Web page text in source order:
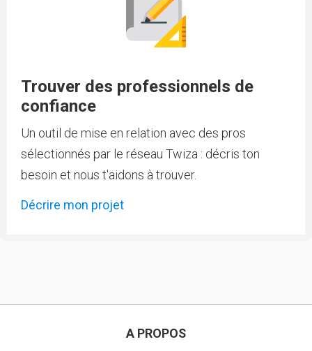
Trouver des professionnels de
confiance
Un outil de mise en relation avec des pros
sélectionnés par le réseau Twiza : décris ton
besoin et nous t'aidons à trouver.
Décrire mon projet
A PROPOS